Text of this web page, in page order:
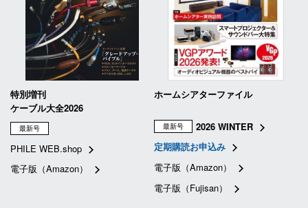
特別増刊
ケーブル大全2026
最新号
PHILE WEB.shop
電子版（Amazon）
ホームシアターファイル
最新号
2026 WINTER
定期購読お申込み
電子版（Amazon）
電子版（Fujisan）